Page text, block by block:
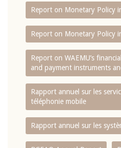
Report on Monetary Policy
Report on Monetary Policy
Report on WAEMU’s
and payment instruments
Rapport annuel sur les
téléphonie mobile
Rapport annuel sur les